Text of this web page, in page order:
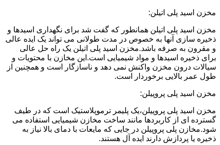
مخزن اسید پلی اتیلن:
مخزن اسید پلی اتیلن همانطور که گفت شد برای نگهداری اسیدها و
ذخیره سازی آنها به خصوص در مدت طولانی می تواند یک ایده عالی
و مقرون به صرفه باشد.مخزن اسید پلی اتیلن یک راه حل عالی
برای ذخیره اسیدها و مواد شیمیایی است.این مخازن با محتویات و
سیالات درون مخزن واکنش نمی دهد و ناسازگار است و همچنین از
طول عمر بالایی برخوردار است.
مخزن اسید پلی پروپیلن:
مخزن اسید پلی پروپیلن،یک پلیمر ترموپلاستیک است که در طیف
گسترده ای از کاربردها مانند ساخت مخازن شیمیایی استفاده می
شود.مخازن پلی پروپیلن در جایی که مایعات با دمای بالا نیاز به
ذخیره یا پردازش دارند ایده آل هستند.